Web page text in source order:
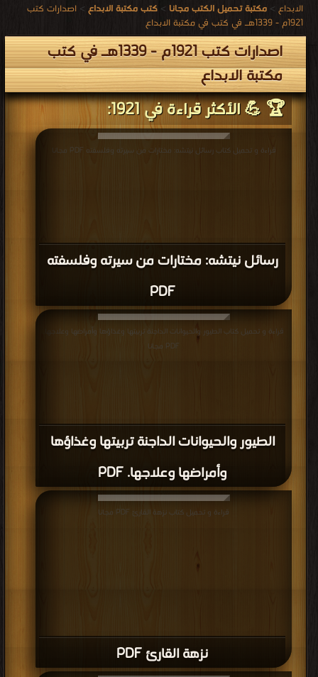
الابداع > مكتبة تحميل الكتب مجانا > كتب مكتبة الابداع > اصدارات كتب
1921م - 1339هـ في كتب في مكتبة الابداع
اصدارات كتب 1921م - 1339هـ في كتب
مكتبة الابداع
🏆 💪 الأكثر قراءة في 1921:
رسائل نيتشه: مختارات من سيرته وفلسفته
PDF
قراءة و تحميل كتاب رسائل نيتشه: مختارات من سيرته وفلسفته PDF مجانا
الطيور والحيوانات الداجنة تربيتها وغذاؤها
وأمراضها وعلاجها. PDF
قراءة و تحميل كتاب الطيور والحيوانات الداجنة تربيتها وغذاؤها وأمراضها وعلاجها.
PDF مجانا
نزهة القارئ PDF
قراءة و تحميل كتاب نزهة القارئ PDF مجانا